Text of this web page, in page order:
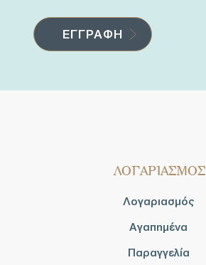
ΛΟΓΑΡΙΑΣΜΟΣ
Λογαριασμός
Αγαπημένα
Παραγγελία